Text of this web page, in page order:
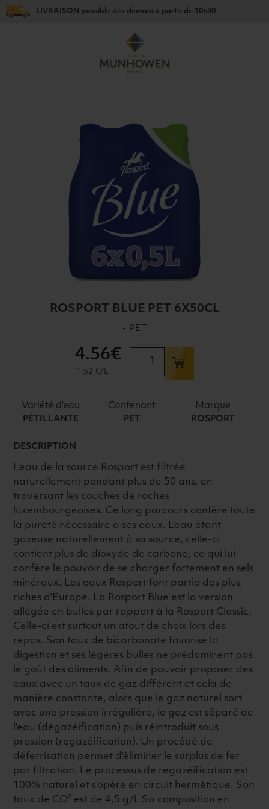
LIVRAISON possible dès demain à partir de 10h30
ROSPORT BLUE PET 6X50CL
- PET
ROSPORT
4.56€
1.52 €/L
Variété d'eau
PÉTILLANTE
Contenant
PET
Marque
ROSPORT
DESCRIPTION
L'eau de la source Rosport est filtrée
naturellement pendant plus de 50 ans, en
traversant les couches de roches
luxembourgeoises. Ce long parcours confère toute
la pureté nécessaire à ses eaux. L'eau étant
gazeuse naturellement à sa source, celle-ci
contient plus de dioxyde de carbone, ce qui lui
confère le pouvoir de se charger fortement en sels
minéraux. Les eaux Rosport font partie des plus
riches d'Europe. La Rosport Blue est la version
allégée en bulles par rapport à la Rosport Classic.
Celle-ci est surtout un atout de choix lors des
repas. Son taux de bicarbonate favorise la
digestion et ses légères bulles ne prédominent pas
le goût des aliments. Afin de pouvoir proposer des
eaux avec un taux de gaz différent et cela de
manière constante, alors que le gaz naturel sort
avec une pression irrégulière, le gaz est séparé de
l'eau (dégazéification) puis réintroduit sous
pression (regazéification). Un procédé de
déferrisation permet d'éliminer le surplus de fer
par filtration. Le processus de regazéification est
100% naturel et s'opère en circuit hermétique. Son
taux de CO² est de 4,5 g/l. Sa composition en